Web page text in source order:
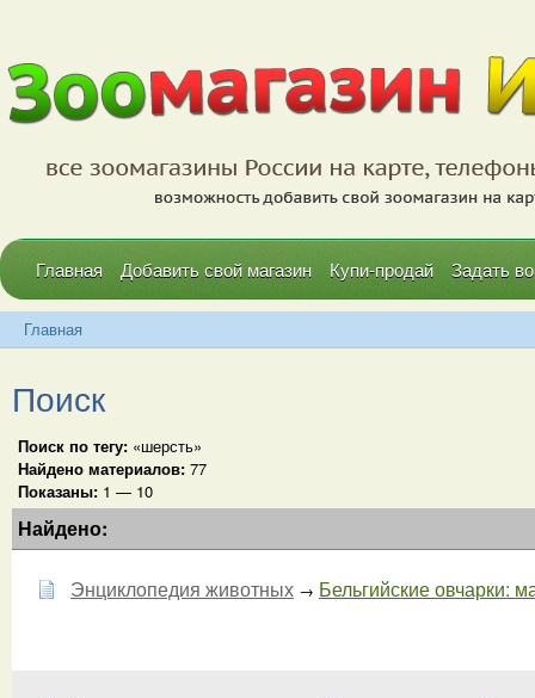
Главная Добавить свой магазин Купи-продай Задать
Главная
Поиск
Поиск по тегу: «шерсть»
Найдено материалов: 77
Показаны: 1 — 10
Найдено:
Энциклопедия животных → Бельгийские овчарки: